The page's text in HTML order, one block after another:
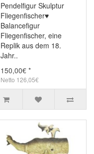
Pendelfigur Skulptur
Fliegenfischer♥
Balancefigur
Fliegenfischer, eine
Replik aus dem 18.
Jahr..
150,00€ *
Netto 126,05€